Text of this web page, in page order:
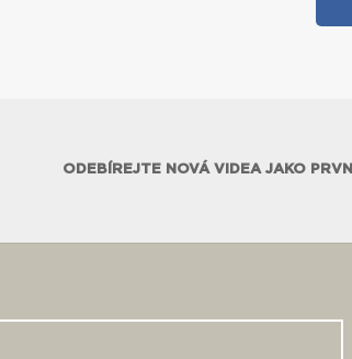
ODEBÍREJTE NOVÁ VIDEA JAKO PRVNÍ